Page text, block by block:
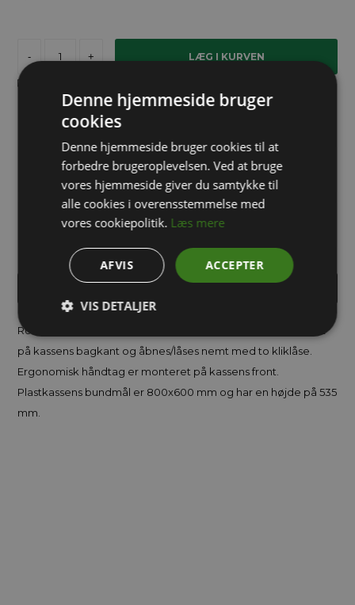
- +
Brug for hjælp?
info@packway.dk
71 99 02 95
Robust og slagfast kuffertkasse i PP plast. Låget er hængslet
på kassens bagkant og åbnes/låses nemt med to kliklåse.
Ergonomisk håndtag er monteret på kassens front.
Plastkassens bundmål er 800x600 mm og har en højde på 535
mm.
Denne hjemmeside bruger
cookies
Denne hjemmeside bruger cookies til at
forbedre brugeroplevelsen. Ved at bruge
vores hjemmeside giver du samtykke til
alle cookies i overensstemmelse med
vores cookiepolitik. Læs mere
ACCEPTER
AFVIS
VIS DETALJER